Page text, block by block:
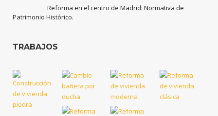
Reforma en el centro de Madrid: Normativa de
Patrimonio Histórico.
TRABAJOS